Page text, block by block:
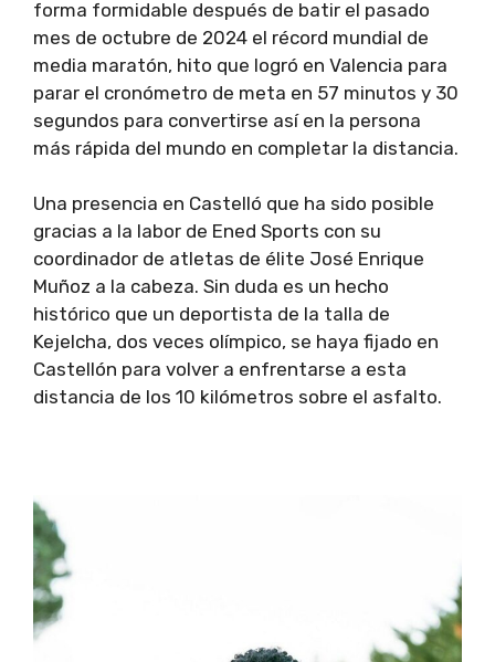
forma formidable después de batir el pasado
mes de octubre de 2024 el récord mundial de
media maratón, hito que logró en Valencia para
parar el cronómetro de meta en 57 minutos y 30
segundos para convertirse así en la persona
más rápida del mundo en completar la distancia.
Una presencia en Castelló que ha sido posible
gracias a la labor de Ened Sports con su
coordinador de atletas de élite José Enrique
Muñoz a la cabeza. Sin duda es un hecho
histórico que un deportista de la talla de
Kejelcha, dos veces olímpico, se haya fijado en
Castellón para volver a enfrentarse a esta
distancia de los 10 kilómetros sobre el asfalto.